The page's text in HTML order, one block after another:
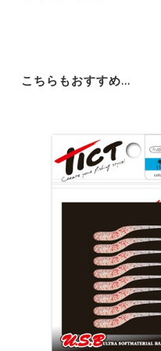
こちらもおすすめ…